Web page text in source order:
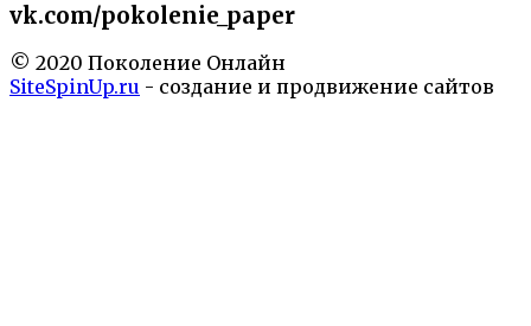
vk.com/pokolenie_paper
© 2020 Поколение Онлайн
SiteSpinUp.ru - создание и продвижение сайтов